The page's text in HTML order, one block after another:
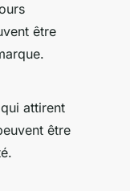
être
qui attirent
être